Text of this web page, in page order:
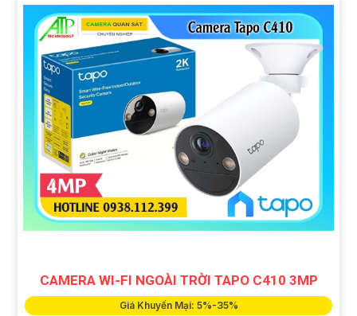
CAMERA WI-FI NGOÀI TRỜI TAPO C410 3MP
Giá Khuyến Mại: 5%-35%